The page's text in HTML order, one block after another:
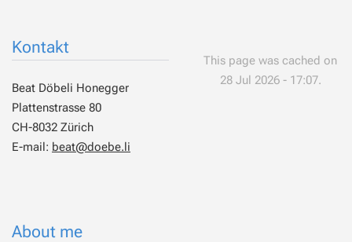
Kontakt
Beat Döbeli Honegger
Plattenstrasse 80
CH-8032 Zürich
E-mail: beat@doebe.li
About me
This page was cached on
28 Jul 2026 - 17:07.